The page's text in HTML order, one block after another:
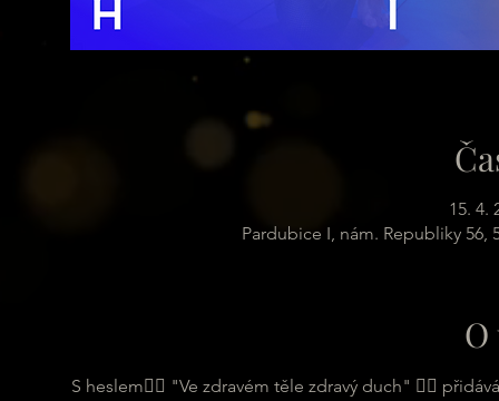
15. 4.
Pardubice I, nám. Republiky 56,
S heslem🏋️‍♂️ "Ve zdravém těle zdravý duch" 🏋️‍♂️